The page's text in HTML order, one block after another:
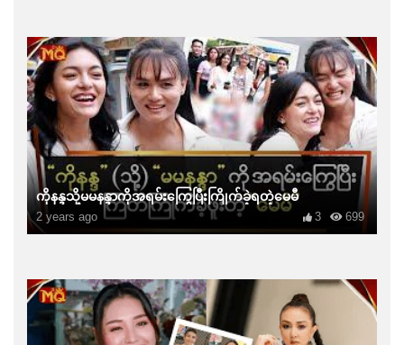
ကိုနန္ဒသို့မမနန္ဒာကိုအရမ်းကြွေပြီးကြိုက်ခဲ့ရတဲ့မေမီ
2 years ago 699
3